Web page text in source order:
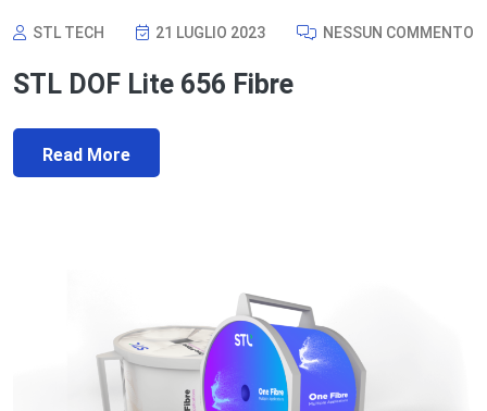
STL TECH 21 LUGLIO 2023 NESSUN COMMENTO
STL DOF Lite 656 Fibre
Read More